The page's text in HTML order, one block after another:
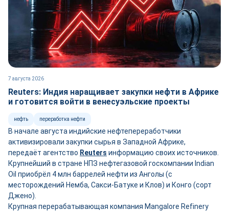
7 августа 2026
Reuters: Индия наращивает закупки нефти в Африке
и готовится войти в венесуэльские проекты
нефть переработка нефти
В начале августа индийские нефтепереработчики
активизировали закупки сырья в Западной Африке,
передаёт агентство Reuters информацию своих источников.
Крупнейший в стране НПЗ нефтегазовой госкомпании Indian
Oil приобрёл 4 млн баррелей нефти из Анголы (с
месторождений Немба, Сакси-Батуке и Клов) и Конго (сорт
Джено).
Крупная перерабатывающая компания Mangalore Refinery